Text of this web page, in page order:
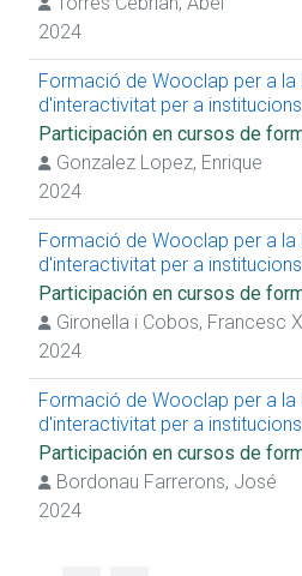
2024
Formació de Wooclap per a la
d'interactivitat per a
Participación en cursos de
Gonzalez Lopez, Enrique
2024
Formació de Wooclap per a la
d'interactivitat per a
Participación en cursos de
Gironella i Cobos, Francesc
2024
Formació de Wooclap per a la
d'interactivitat per a
Participación en cursos de
Bordonau Farrerons, José
2024